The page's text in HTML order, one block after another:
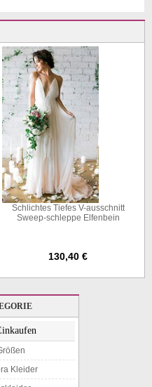
Schlichtes Tiefes V-ausschnitt
Sweep-schleppe Elfenbein
130,40 €
Kleider